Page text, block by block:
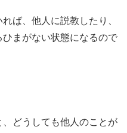
ば、他人に説教したり、
まがない状態になるので
どうしても他人のことが